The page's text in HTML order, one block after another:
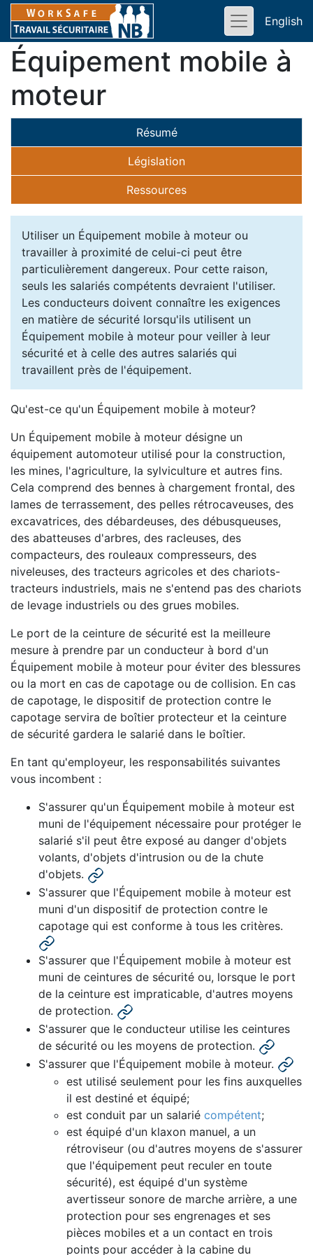
English
Équipement mobile à
moteur
Résumé
Législation
Ressources
Utiliser un Équipement mobile à moteur ou
travailler à proximité de celui-ci peut être
particulièrement dangereux. Pour cette raison,
seuls les salariés compétents devraient l'utiliser.
Les conducteurs doivent connaître les exigences
en matière de sécurité lorsqu'ils utilisent un
Équipement mobile à moteur pour veiller à leur
sécurité et à celle des autres salariés qui
travaillent près de l'équipement.
Qu'est-ce qu'un Équipement mobile à moteur?
Un Équipement mobile à moteur désigne un
équipement automoteur utilisé pour la construction,
les mines, l'agriculture, la sylviculture et autres fins.
Cela comprend des bennes à chargement frontal, des
lames de terrassement, des pelles rétrocaveuses, des
excavatrices, des débardeuses, des débusqueuses,
des abatteuses d'arbres, des racleuses, des
compacteurs, des rouleaux compresseurs, des
niveleuses, des tracteurs agricoles et des chariots-
tracteurs industriels, mais ne s'entend pas des chariots
de levage industriels ou des grues mobiles.
Le port de la ceinture de sécurité est la meilleure
mesure à prendre par un conducteur à bord d'un
Équipement mobile à moteur pour éviter des blessures
ou la mort en cas de capotage ou de collision. En cas
de capotage, le dispositif de protection contre le
capotage servira de boîtier protecteur et la ceinture
de sécurité gardera le salarié dans le boîtier.
En tant qu'employeur, les responsabilités suivantes
vous incombent :
S'assurer qu'un Équipement mobile à moteur est
muni de l'équipement nécessaire pour protéger le
salarié s'il peut être exposé au danger d'objets
volants, d'objets d'intrusion ou de la chute
d'objets.
S'assurer que l'Équipement mobile à moteur est
muni d'un dispositif de protection contre le
capotage qui est conforme à tous les critères.
S'assurer que l'Équipement mobile à moteur est
muni de ceintures de sécurité ou, lorsque le port
de la ceinture est impraticable, d'autres moyens
de protection.
S'assurer que le conducteur utilise les ceintures
de sécurité ou les moyens de protection.
S'assurer que l'Équipement mobile à moteur.
est utilisé seulement pour les fins auxquelles
il est destiné et équipé;
est conduit par un salarié compétent;
est équipé d'un klaxon manuel, a un
rétroviseur (ou d'autres moyens de s'assurer
que l'équipement peut reculer en toute
sécurité), est équipé d'un système
avertisseur sonore de marche arrière, a une
protection pour ses engrenages et ses
pièces mobiles et a un contact en trois
points pour accéder à la cabine du